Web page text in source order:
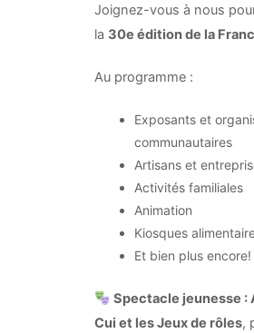
Joignez-vous à nous
la 30e édition de la
Au programme :
Exposants et
communautaires
Artisans et
Activités familiales
Animation
Kiosques
Et bien plus encore!
Spectacle jeunesse :
Cui et les Jeux de rôles,